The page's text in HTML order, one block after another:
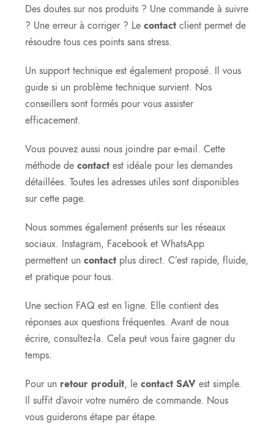
Des doutes sur nos produits ? Une commande à suivre
? Une erreur à corriger ? Le contact client permet de
résoudre tous ces points sans stress.
Un support technique est également proposé. Il vous
guide si un problème technique survient. Nos
conseillers sont formés pour vous assister
efficacement.
Vous pouvez aussi nous joindre par e-mail. Cette
méthode de contact est idéale pour les demandes
détaillées. Toutes les adresses utiles sont disponibles
sur cette page.
Nous sommes également présents sur les réseaux
sociaux. Instagram, Facebook et WhatsApp
permettent un contact plus direct. C’est rapide, fluide,
et pratique pour tous.
Une section FAQ est en ligne. Elle contient des
réponses aux questions fréquentes. Avant de nous
écrire, consultez-la. Cela peut vous faire gagner du
temps.
Pour un retour produit, le contact SAV est simple.
Il suffit d’avoir votre numéro de commande. Nous
vous guiderons étape par étape.